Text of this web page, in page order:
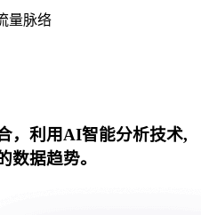
量脉络
，利用AI智能分析技术,
数据趋势。